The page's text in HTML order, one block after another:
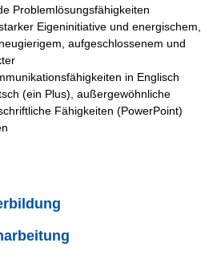
Problemlösungsfähigkeiten
Eigeninitiative und energischem,
aufgeschlossenem und
in Englisch
(ein Plus), außergewöhnliche
Fähigkeiten (PowerPoint)